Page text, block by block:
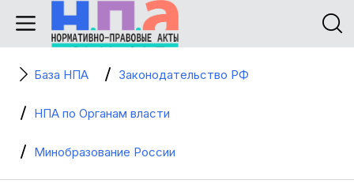
База НПА Законодательство РФ
НПА по Органам власти
Минобразование России